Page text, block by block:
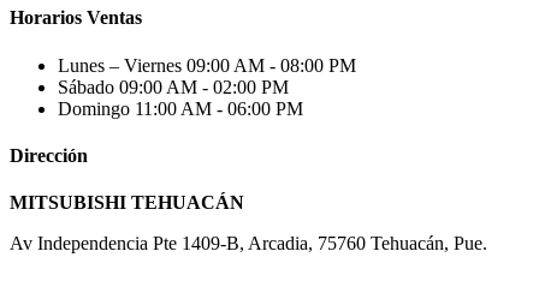
Horarios Ventas
Lunes – Viernes 09:00 AM - 08:00 PM
Sábado 09:00 AM - 02:00 PM
Domingo 11:00 AM - 06:00 PM
Dirección
MITSUBISHI TEHUACÁN
Av Independencia Pte 1409-B, Arcadia, 75760 Tehuacán, Pue.